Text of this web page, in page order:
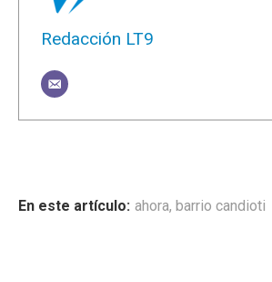
Redacción LT9
ahora, barrio candioti